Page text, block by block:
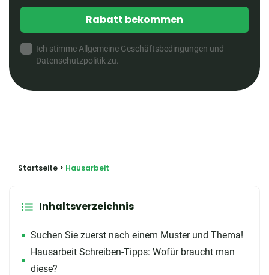
Rabatt bekommen
Ich stimme Allgemeine Geschäftsbedingungen und
Datenschutzpolitik zu.
Startseite > Hausarbeit
Inhaltsverzeichnis
Suchen Sie zuerst nach einem Muster und Thema!
Hausarbeit Schreiben-Tipps: Wofür braucht man
diese?